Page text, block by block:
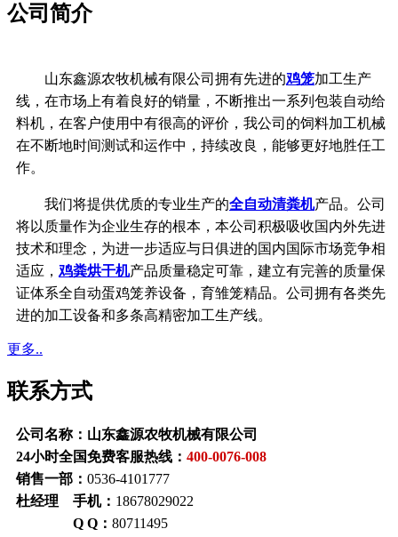
公司简介
山东鑫源农牧机械有限公司拥有先进的鸡笼加工生产
线，在市场上有着良好的销量，不断推出一系列包装自动给
料机，在客户使用中有很高的评价，我公司的饲料加工机械
在不断地时间测试和运作中，持续改良，能够更好地胜任工
作。
我们将提供优质的专业生产的全自动清粪机产品。公司
将以质量作为企业生存的根本， 本公司积极吸收国内外先进
技术和理念， 为进一步适应与日俱进的国内国际市场竞争相
适应， 鸡粪烘干机产品质量稳定可靠， 建立有完善的质量保
证体系全自动蛋鸡笼养设备，育雏笼精品。公司拥有各类先
进的加工设备和多条高精密加工生产线。
更多..
联系方式
公司名称：山东鑫源农牧机械有限公司
24小时全国免费客服热线： 400-0076-008
销售一部： 0536-4101777
杜经理 手机： 18678029022
Q Q： 80711495